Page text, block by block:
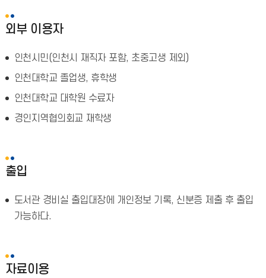
외부 이용자
인천시민(인천시 재직자 포함, 초중고생 제외)
인천대학교 졸업생, 휴학생
인천대학교 대학원 수료자
경인지역협의회교 재학생
출입
도서관 경비실 출입대장에 개인정보 기록, 신분증 제출 후 출입
가능하다.
자료이용